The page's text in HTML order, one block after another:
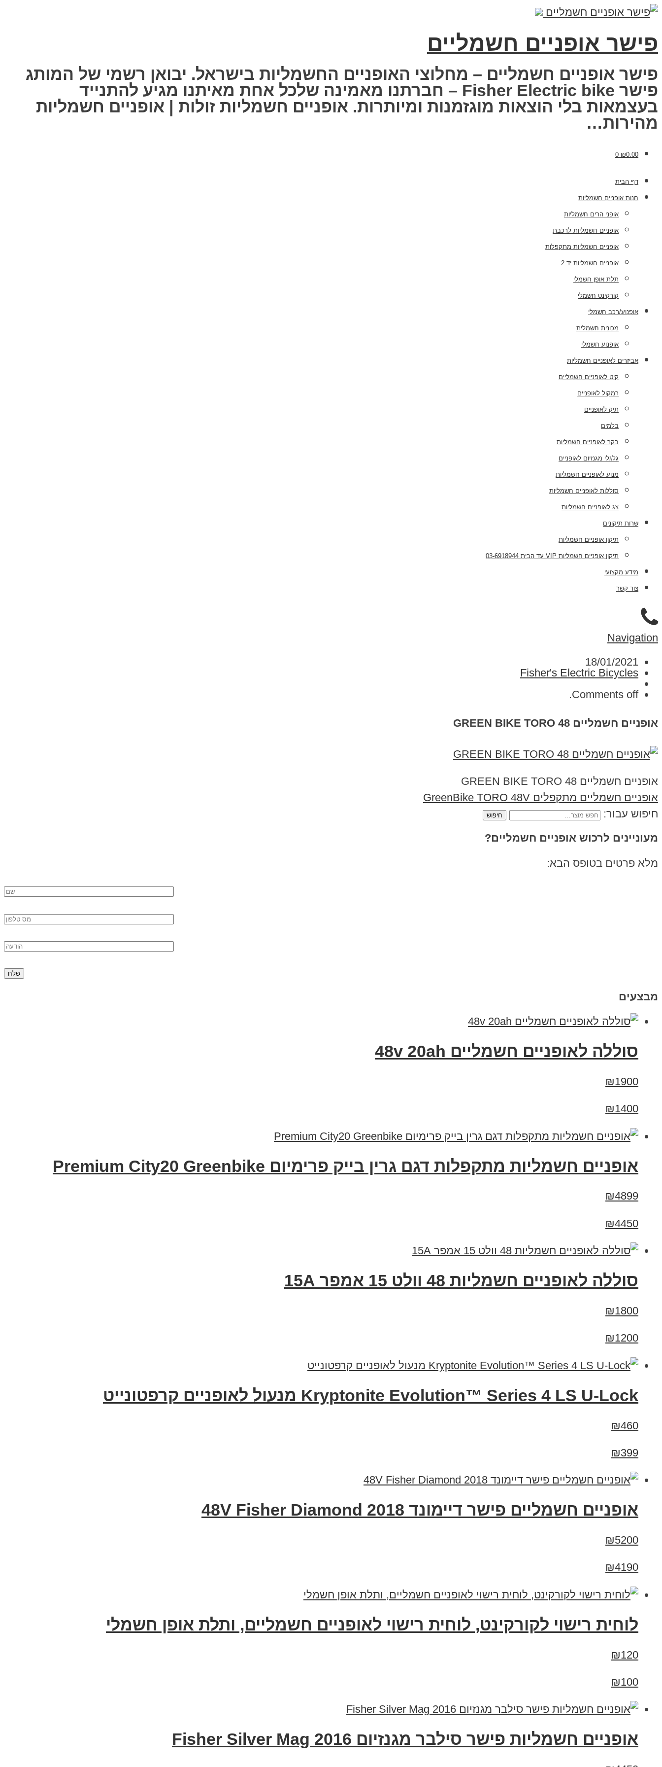
פישר אופניים חשמליים
פישר אופניים חשמליים – מחלוצי האופניים החשמליות בישראל. יבואן רשמי של המותג
פישר Fisher Electric bike – חברתנו מאמינה שלכל אחת מאיתנו מגיע להתנייד
בעצמאות בלי הוצאות מוגזמנות ומיותרות. אופניים חשמליות זולות | אופניים חשמליות
מהירות…
₪0.00
0
דף הבית
חנות אופניים חשמליות
אופני הרים חשמליות
אופניים חשמליות לרכבת
אופניים חשמליות מתקפלות
אופניים חשמליות יד 2
תלת אופן חשמלי
קורקינט חשמלי
אופנוע/רכב חשמלי
מכונית חשמלית
אופנוע חשמלי
אביזרים לאופניים חשמליות
קיט לאופניים חשמליים
רמקול לאופניים
תיק לאופניים
בלמים
בקר לאופניים חשמליות
גלגלי מגנזיום לאופניים
מנוע לאופניים חשמליות
סוללות לאופניים חשמליות
צג לאופניים חשמליות
שרות תיקונים
תיקון אופניים חשמליות
תיקון אופניים חשמליות VIP עד הבית 03-6918944
מידע מקצועי
צור קשר
Navigation
18/01/2021
Fisher's Electric Bicycles
Comments off.
אופניים חשמליים GREEN BIKE TORO 48
אופניים חשמליים GREEN BIKE TORO 48
אופניים חשמליים מתקפלים GreenBike TORO 48V
חיפוש עבור:
מעוניינים לרכוש אופניים חשמליים?
מלא פרטים בטופס הבא:
מבצעים
סוללה לאופניים חשמליים 48v 20ah
₪1900
₪1400
אופניים חשמליות מתקפלות דגם גרין בייק פרימיום Premium City20 Greenbike
₪4899
₪4450
סוללה לאופניים חשמליות 48 וולט 15 אמפר 15A
₪1800
₪1200
Kryptonite Evolution™ Series 4 LS U-Lock מנעול לאופניים קרפטונייט
₪460
₪399
אופניים חשמליים פישר דיימונד 2018 48V Fisher Diamond
₪5200
₪4190
לוחית רישוי לקורקינט, לוחית רישוי לאופניים חשמליים, ותלת אופן חשמלי
₪120
₪100
אופניים חשמליות פישר סילבר מגנזיום 2016 Fisher Silver Mag